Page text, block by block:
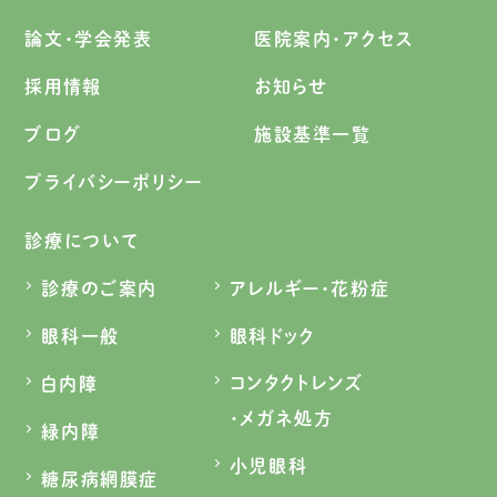
論文・学会発表
医院案内・アクセス
採用情報
お知らせ
ブログ
施設基準一覧
プライバシーポリシー
診療について
診療のご案内
眼科一般
白内障
緑内障
糖尿病網膜症
アレルギー・花粉症
眼科ドック
コンタクトレンズ
・メガネ処方
小児眼科